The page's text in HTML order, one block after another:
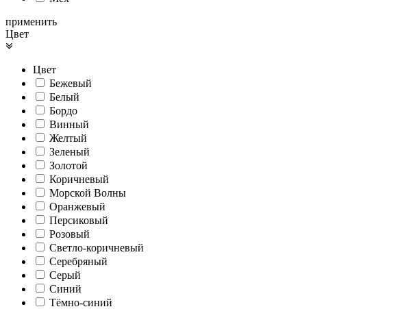
применить
Цвет
Цвет
Бежевый
Белый
Бордо
Винный
Желтый
Зеленый
Золотой
Коричневый
Морской Волны
Оранжевый
Персиковый
Розовый
Светло-коричневый
Серебряный
Серый
Синий
Тёмно-синий